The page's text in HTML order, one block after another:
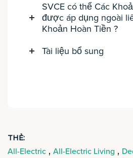
SVCE có thể Các
được áp dụng ngoài
Khoản Hoàn Tiền ?
Tài liệu bổ sung
THẺ:
All-Electric , All-Electric Living ,